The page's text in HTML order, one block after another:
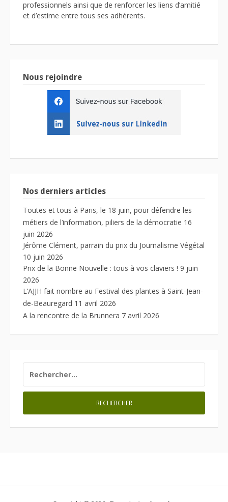
professionnels ainsi que de renforcer les liens d’amitié
et d’estime entre tous ses adhérents.
Nous rejoindre
Nos derniers articles
Toutes et tous à Paris, le 18 juin, pour défendre les
métiers de l’information, piliers de la démocratie 16
juin 2026
Jérôme Clément, parrain du prix du Journalisme Végétal
10 juin 2026
Prix de la Bonne Nouvelle : tous à vos claviers ! 9 juin
2026
L’AJJH fait nombre au Festival des plantes à Saint-Jean-
de-Beauregard 11 avril 2026
A la rencontre de la Brunnera 7 avril 2026